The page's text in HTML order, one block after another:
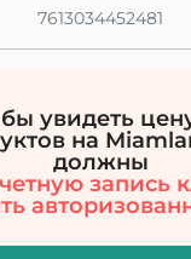
7613034452481
увидеть
на
должны
запись